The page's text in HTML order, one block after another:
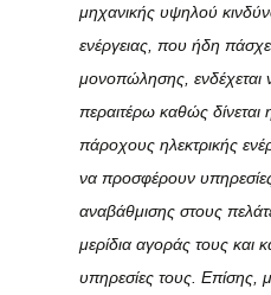
μηχανικής υψηλού
ενέργειας, που ήδη
μονοπώλησης, ενδέχεται
περαιτέρω καθώς δίνεται
πάροχους ηλεκτρικής
να προσφέρουν
αναβάθμισης στους
μερίδια αγοράς τους και
υπηρεσίες τους. Επίσης,